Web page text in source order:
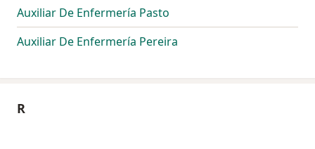
Auxiliar De Enfermería Pasto
Auxiliar De Enfermería Pereira
R